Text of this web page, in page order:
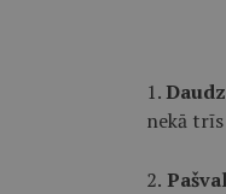
1.
nekā
2.